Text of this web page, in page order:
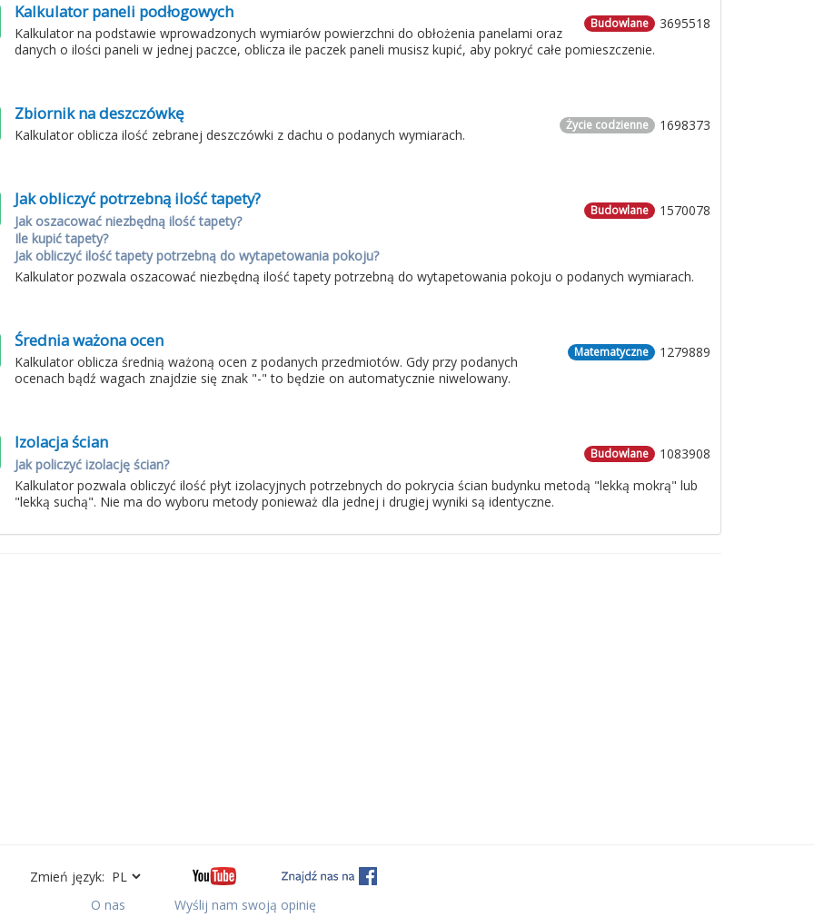
3695518
Budowlane
Kalkulator paneli podłogowych
Kalkulator na podstawie wprowadzonych wymiarów powierzchni do obłożenia panelami oraz
danych o ilości paneli w jednej paczce, oblicza ile paczek paneli musisz kupić, aby pokryć całe pomieszczenie.
1698373
Życie codzienne
Zbiornik na deszczówkę
Kalkulator oblicza ilość zebranej deszczówki z dachu o podanych wymiarach.
1570078
Budowlane
Jak obliczyć potrzebną ilość tapety?
Jak oszacować niezbędną ilość tapety?
Ile kupić tapety?
Jak obliczyć ilość tapety potrzebną do wytapetowania pokoju?
Kalkulator pozwala oszacować niezbędną ilość tapety potrzebną do wytapetowania pokoju o podanych wymiarach.
1279889
Matematyczne
Średnia ważona ocen
Kalkulator oblicza średnią ważoną ocen z podanych przedmiotów. Gdy przy podanych
ocenach bądź wagach znajdzie się znak "-" to będzie on automatycznie niwelowany.
1083908
Budowlane
Izolacja ścian
Jak policzyć izolację ścian?
Kalkulator pozwala obliczyć ilość płyt izolacyjnych potrzebnych do pokrycia ścian budynku metodą "lekką mokrą" lub
"lekką suchą". Nie ma do wyboru metody ponieważ dla jednej i drugiej wyniki są identyczne.
Zmień język:
O nas
Wyślij nam swoją opinię